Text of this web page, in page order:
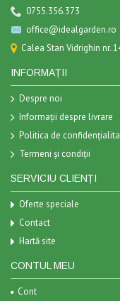
0755.356.373
office@idealgarden.ro
Calea Stan Vidrighin nr.
INFORMAȚII
Despre noi
Informații despre livrare
Politica de
Termeni și condiții
SERVICIU CLIENȚI
Oferte speciale
Contact
Hartă site
CONTUL MEU
Cont